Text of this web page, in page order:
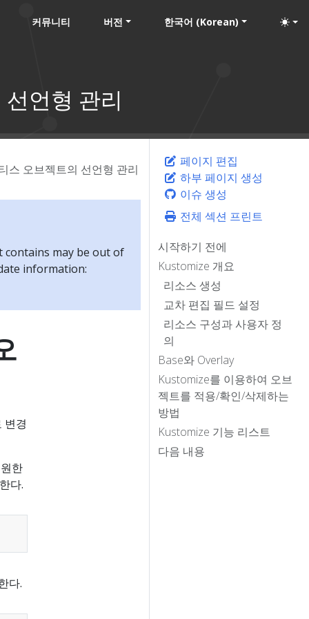
커뮤니티 버전 한국어 (Korean)
언형 관리
페이지 편집
하부 페이지 생성
이슈 생성
전체 섹션 프린트
시작하기 전에
Kustomize 개요
리소스 생성
교차 편집 필드 설정
리소스 구성과 사용자 정
의
Base와 Overlay
Kustomize를 이용하여 오브
젝트를 적용/확인/삭제하는
방법
Kustomize 기능 리스트
다음 내용
스 오브젝트의 선언형 관리
may be out of
information:
변경
한
다.
다.